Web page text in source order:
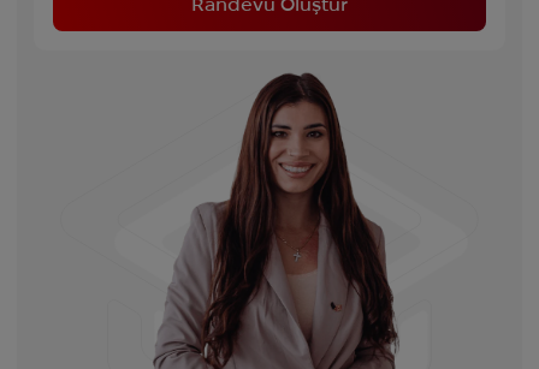
Yüksek Lisans Programına Hazırlık (Pre-Master’s)
becerilerini ve niteliklerini yoğun bir şekilde geliştirir, bu
da gelecekte yüksek lisans programına girmeyi
Öğrencilerin karşılaması gereken masraflar arasında
şunlar bulunmaktadır:
120 CAD kayıt ücreti,
Gidiş-dönüş uçak bileti,
Transfer, vize ücretleri ve hizmetleri,
Konsolosluk ücretleri ve belge transfer ücretleri.
Bunlara ek olarak, kişisel harcamalar için de bir bütçe
Randevu Oluştur